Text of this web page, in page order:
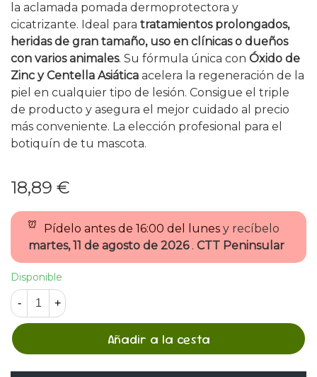
la aclamada pomada dermoprotectora y
cicatrizante. Ideal para tratamientos prolongados,
heridas de gran tamaño, uso en clínicas o dueños
con varios animales. Su fórmula única con Óxido de
Zinc y Centella Asiática acelera la regeneración de la
piel en cualquier tipo de lesión. Consigue el triple
de producto y asegura el mejor cuidado al precio
más conveniente. La elección profesional para el
botiquín de tu mascota.
18,89 €
Pídelo antes de 16:00 del lunes y recíbelo
martes, 11 de agosto de 2026 . CTT Peninsular
Disponible
- +
Añadir a la cesta